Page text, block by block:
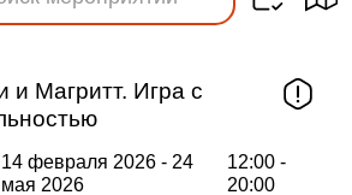
и Магритт. Игра с
14 февраля 2026 - 24
мая 2026
12:00 -
20:00